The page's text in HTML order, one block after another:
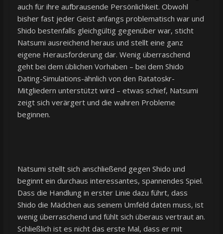
auch für ihre aufbrausende Persönlichkeit. Obwohl
bisher fast jeder Geist anfangs problematisch war und
Shido bestenfalls gleichgültig gegenüber war, sticht
Natsumi ausreichend heraus und stellt eine ganz
eigene Herausforderung dar. Wenig überraschend
geht bei dem üblichen Vorhaben – bei dem Shido
Dating-Simulations-ähnlich von den Ratatoskr-
Mitgliedern unterstützt wird – etwas schief, Natsumi
zeigt sich verärgert und die wahren Probleme
beginnen.
Natsumi stellt sich anschließend gegen Shido und
beginnt ein durchaus interessantes, spannendes Spiel.
Dass die Handlung in erster Linie dazu führt, dass
Shido die Mädchen aus seinem Umfeld daten muss, ist
wenig überraschend und fühlt sich überaus vertraut an.
Schließlich ist es nicht das erste Mal, dass er mit